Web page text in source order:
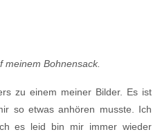
meinem Bohnensack.
zu einem meiner Bilder. Es ist
so etwas anhören musste. Ich
es leid bin mir immer wieder